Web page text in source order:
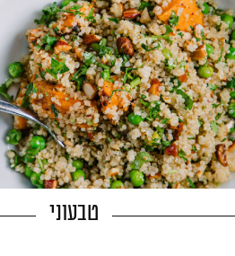
טבעוני